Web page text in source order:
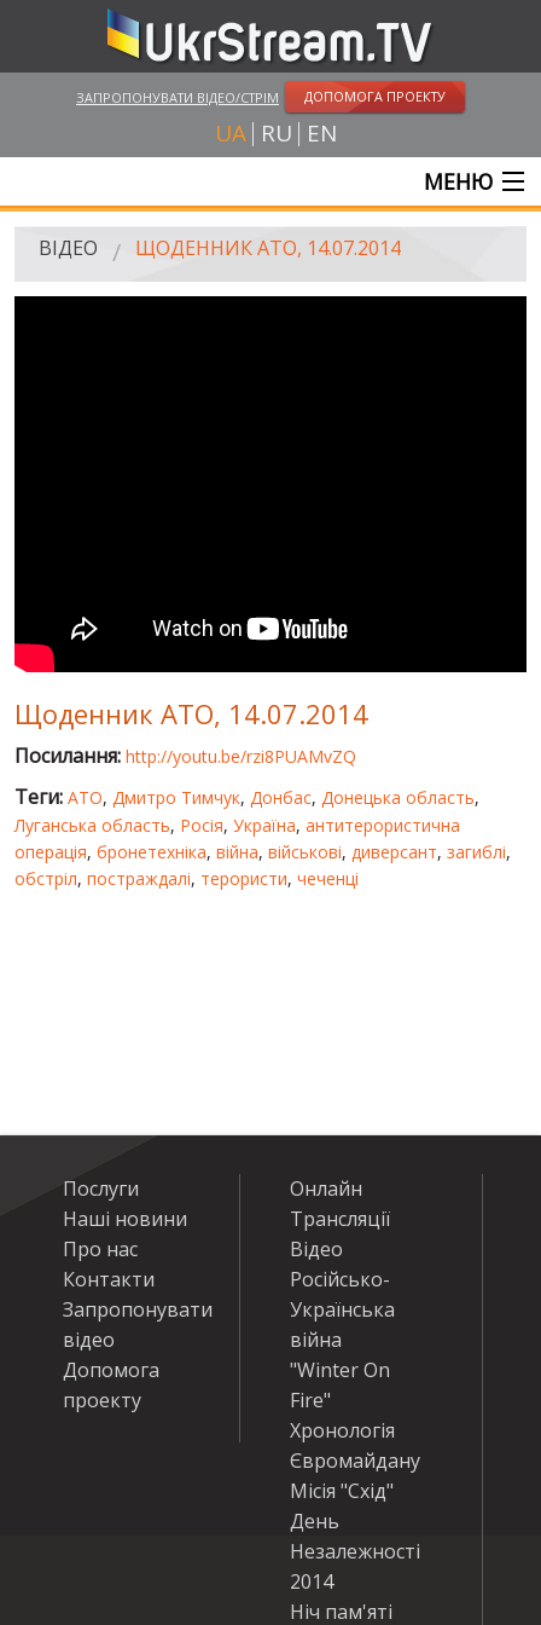
ЗАПРОПОНУВАТИ ВІДЕО/СТРІМ ДОПОМОГА ПРОЕКТУ
UA RU EN
МЕНЮ
ГОЛОВНА
ПУБЛІЧНІ ЛЮДИ
РОСІЙСЬКО-УКРАЇНСЬКА ВІЙНА
"WINTER ON FIRE"
ХРОНОЛОГІЯ ЄВРОМАЙДАНУ
ВІДЕО ЩОДЕННИК АТО, 14.07.2014
Щоденник АТО, 14.07.2014
Посилання: http://youtu.be/rzi8PUAMvZQ
Теги: АТО, Дмитро Тимчук, Донбас, Донецька область,
Луганська область, Росія, Україна, антитерористична
операція, бронетехніка, війна, військові, диверсант, загиблі,
обстріл, постраждалі, терористи, чеченці
Послуги
Наші новини
Про нас
Контакти
Запропонувати
відео
Допомога
проекту
Онлайн
Трансляції
Відео
Російсько-
Українська
війна
"Winter On
Fire"
Хронологія
Євромайдану
Місія "Схід"
День
Незалежності
2014
Ніч пам'яті